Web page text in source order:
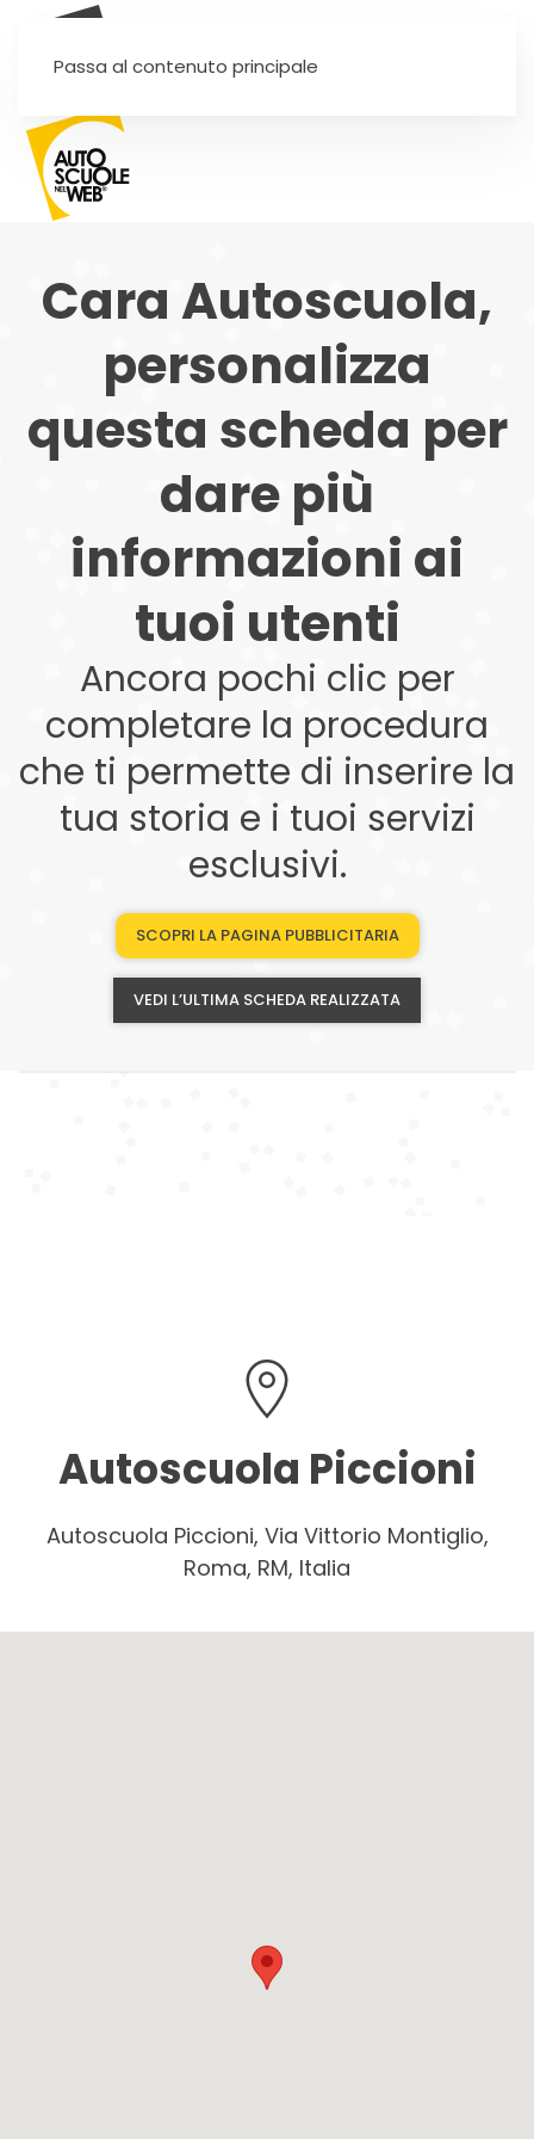
Passa al contenuto principale
Cara Autoscuola,
personalizza
questa scheda per
dare più
informazioni ai
tuoi utenti
Ancora pochi clic per
completare la procedura
che ti permette di inserire la
tua storia e i tuoi servizi
esclusivi.
SCOPRI LA PAGINA PUBBLICITARIA
VEDI L’ULTIMA SCHEDA REALIZZATA
Autoscuola Piccioni
Autoscuola Piccioni, Via Vittorio Montiglio,
Roma, RM, Italia